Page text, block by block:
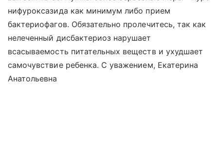
нифуроксазида как минимум либо прием
бактериофагов. Обязательно пролечитесь, так как
нелеченный дисбактериоз нарушает
всасываемость питательных веществ и ухудшает
самочувствие ребенка. С уважением, Екатерина
Анатольевна